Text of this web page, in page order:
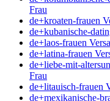
Frau
de+kroaten-frauen
de+kubanische-
de+laos-frauen
de+latina-frauen
de+liebe-mit-
Frau
de+litauisch-frauen
de+mexikanische-